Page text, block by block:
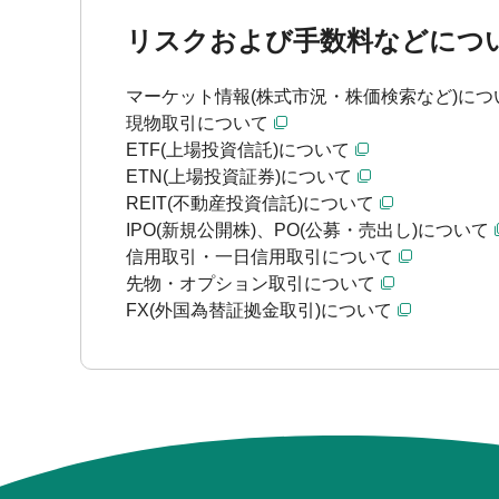
リスクおよび手数料などにつ
マーケット情報(株式市況・株価検索など)につ
現物取引について
ETF(上場投資信託)について
ETN(上場投資証券)について
REIT(不動産投資信託)について
IPO(新規公開株)、PO(公募・売出し)について
信用取引・一日信用取引について
先物・オプション取引について
FX(外国為替証拠金取引)について